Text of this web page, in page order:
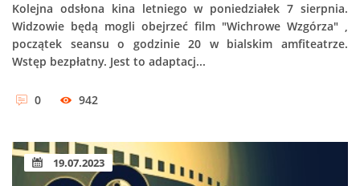
Kolejna odsłona kina letniego w poniedziałek 7 sierpnia.
Widzowie będą mogli obejrzeć film "Wichrowe Wzgórza" ,
początek seansu o godzinie 20 w bialskim amfiteatrze.
Wstęp bezpłatny. Jest to adaptacj...
0 942
19.07.2023